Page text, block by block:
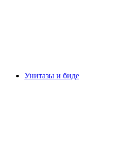
Унитазы и биде